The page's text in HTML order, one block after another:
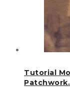
Tutorial